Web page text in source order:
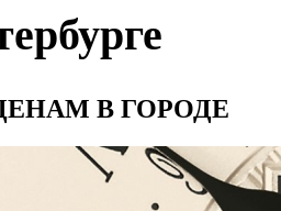
В ГОРОДЕ